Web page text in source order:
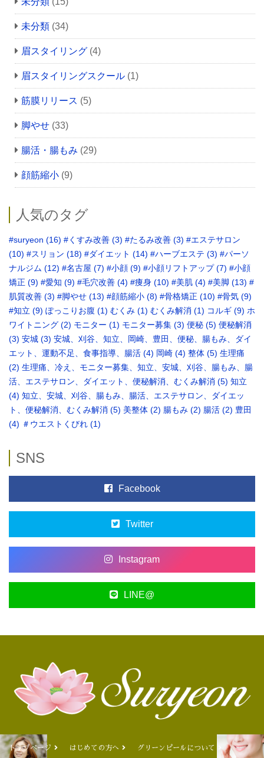
未分類 (34)
眉スタイリング (4)
眉スタイリングスクール (1)
筋膜リリース (5)
脚やせ (33)
腸活・腸もみ (29)
顔筋縮小 (9)
人気のタグ
#suryeon (16) #くすみ改善 (3) #たるみ改善 (3) #エステサロン
(10) #スリョン (18) #ダイエット (14) #ハーブエステ (3) #パーソ
ナルジム (12) #名古屋 (7) #小顔 (9) #小顔リフトアップ(7) #小顔
矯正 (9) #愛知 (9) #毛穴改善 (4) #痩身 (10) #美肌 (4) #美脚 (13) #
肌質改善 (3) #脚やせ (13) #顔筋縮小 (8) #骨格矯正‬ (10) #骨気 (9)
‪#知立 (9) ぽっこりお腹 (1) むくみ (1) むくみ解消 (1) コルギ (9) ホ
ワイトニング (2) モニター (1) モニター募集 (3) 便秘 (5) 便秘解消
(3) 安城 (3) 安城、刈谷、知立、岡崎、豊田、便秘、腸もみ、ダイ
エット、運動不足、食事指導、腸活 (4) 岡崎 (4) 整体 (5) 生理痛
(2) 生理痛、冷え、モニター募集、知立、安城、刈谷、腸もみ、腸
活、エステサロン、ダイエット、便秘解消、むくみ解消 (5) 知立
(4) 知立、安城、刈谷、腸もみ、腸活、エステサロン、ダイエッ
ト、便秘解消、むくみ解消 (5) 美整体 (2) 腸もみ (2) 腸活 (2) 豊田
(4) ＃ウエストくびれ (1)
SNS
Facebook
Twitter
Instagram
LINE@
トップページ はじめての方へ グリーンピールについて